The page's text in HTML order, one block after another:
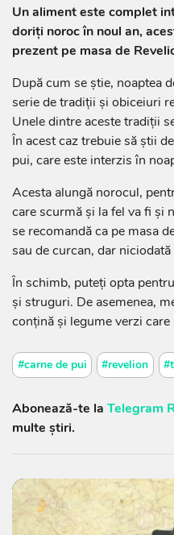
Un aliment este complet
doriți noroc în noul an,
prezent pe masa de
După cum se știe, noaptea
serie de tradiții și obiceiuri
Unele dintre aceste tradiții
În acest caz trebuie să știi
pui, care este interzis în
Acesta alungă norocul,
care scurmă şi la fel va fi şi
se recomandă ca pe masa
sau de curcan, dar niciodată
În schimb, puteți opta
și struguri. De asemenea,
conțină și legume verzi
#carne de pui #revelion
Abonează-te la Telegram
multe știri.